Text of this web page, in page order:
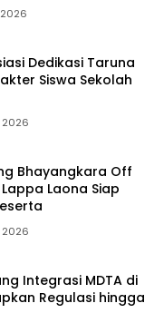
Dedikasi Taruna
Siswa Sekolah
Bhayangkara Off
Laona Siap
Integrasi MDTA di
Regulasi hingga